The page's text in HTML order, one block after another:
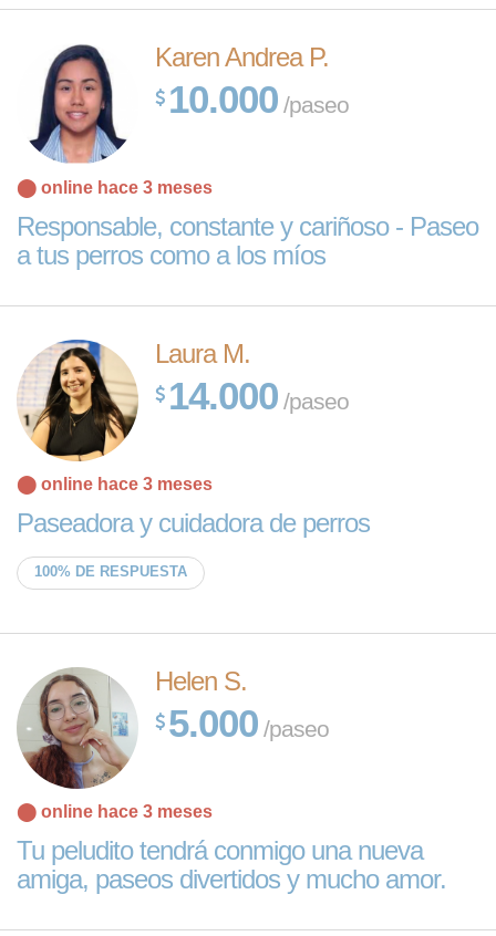
Karen Andrea P.
10.000 /paseo
⬤ online hace 3 meses
Responsable, constante y cariñoso - Paseo
a tus perros como a los míos
Laura M.
14.000 /paseo
⬤ online hace 3 meses
Paseadora y cuidadora de perros
100% DE RESPUESTA
Helen S.
5.000 /paseo
⬤ online hace 3 meses
Tu peludito tendrá conmigo una nueva
amiga, paseos divertidos y mucho amor.